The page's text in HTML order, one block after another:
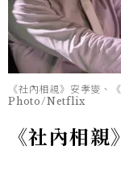
《社內相親》安孝燮、
Photo/Netflix
《社內相